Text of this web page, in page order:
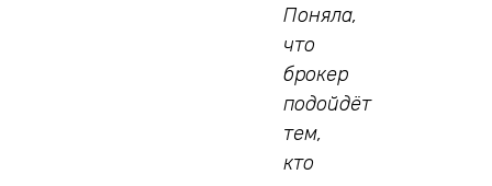
Поняла,
что
брокер
подойдёт
тем,
кто